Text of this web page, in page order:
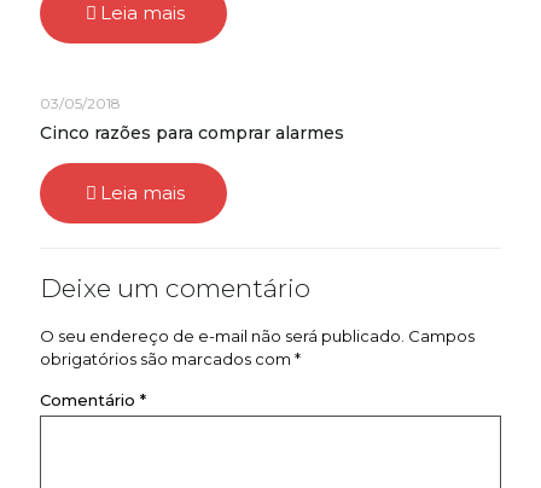
Leia mais
03/05/2018
Cinco razões para comprar alarmes
Leia mais
Deixe um comentário
O seu endereço de e-mail não será publicado. Campos
obrigatórios são marcados com *
Comentário *